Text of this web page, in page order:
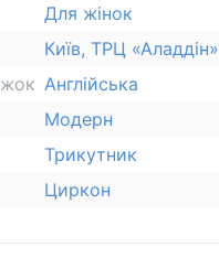
Для жінок
Київ, ТРЦ «Аладдін»
Англійська
Модерн
Трикутник
Циркон